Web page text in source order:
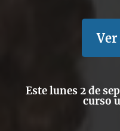
Ver
Este lunes 2 de
curso